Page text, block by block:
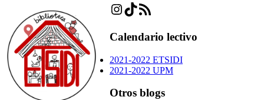
Instagram
TikTok
Feed RSS
Calendario lectivo
2021-2022 ETSIDI
2021-2022 UPM
Otros blogs